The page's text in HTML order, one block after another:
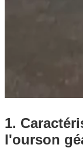
1.
l'ourson